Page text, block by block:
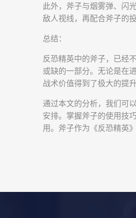
此外，斧子与烟雾弹、闪
敌人视线，再配合斧子的
总结：
反恐精英中的斧子，已经
或缺的一部分。无论是在
战术价值得到了极大的提升
通过本文的分析，我们可
安排。掌握斧子的使用技
用。斧子作为《反恐精英